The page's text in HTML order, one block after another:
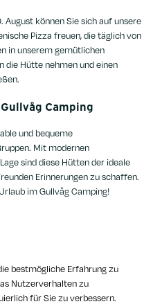
bestmögliche Erfahrung zu
Nutzerverhalten zu
für Sie zu verbessern.
August können Sie sich auf unsere
Pizza freuen, die täglich von
in unserem gemütlichen
die Hütte nehmen und einen
Camping
und bequeme
Mit modernen
sind diese Hütten der ideale
Erinnerungen zu schaffen.
im Gullvåg Camping!